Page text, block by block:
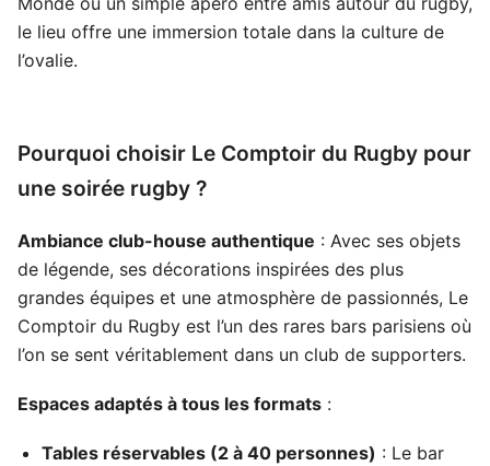
le lieu offre une immersion totale dans la culture de
l’ovalie.
Pourquoi choisir Le Comptoir du Rugby pour
une soirée rugby ?
Ambiance club-house authentique : Avec ses objets
de légende, ses décorations inspirées des plus
grandes équipes et une atmosphère de passionnés, Le
Comptoir du Rugby est l’un des rares bars parisiens où
l’on se sent véritablement dans un club de supporters.
Espaces adaptés à tous les formats :
Tables réservables (2 à 40 personnes) : Le bar